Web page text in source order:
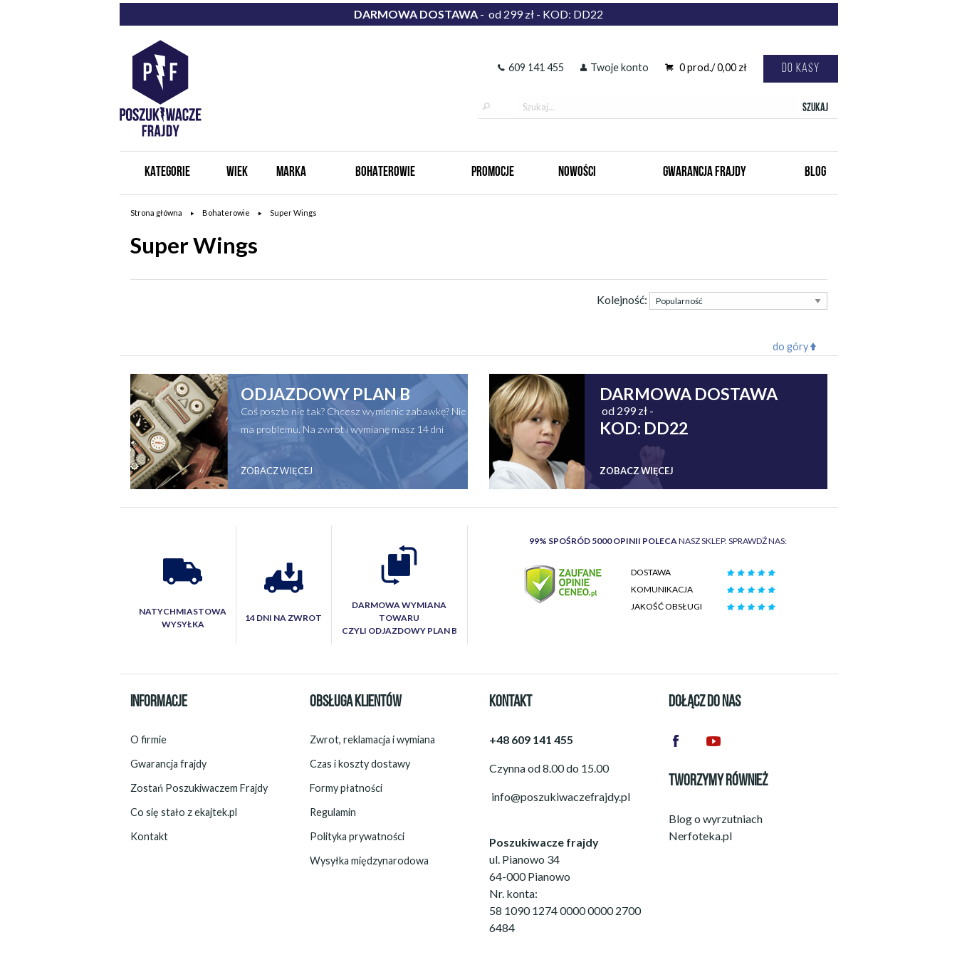
DARMOWA DOSTAWA - od 299 zł - KOD: DD22
609 141 455 Twoje konto 0 prod./0,00 zł Do kasy
Szukaj
KATEGORIE WIEK MARKA BOHATEROWIE PROMOCJE NOWOŚCI GWARANCJA FRAJDY BLOG
Strona główna Bohaterowie Super Wings
Super Wings
Kolejność:
do góry
ODJAZDOWY PLAN B
Coś poszło nie tak? Chcesz wymienic zabawkę? Nie
ma problemu. Na zwrot i wymianę masz 14 dni
ZOBACZ WIĘCEJ
DARMOWA DOSTAWA
od 299 zł -
KOD: DD22
ZOBACZ WIĘCEJ
NATYCHMIASTOWA
WYSYŁKA
14 DNI NA ZWROT
DARMOWA WYMIANA
TOWARU
CZYLI ODJAZDOWY PLAN B
99% SPOŚRÓD 5000 OPINII POLECANASZ SKLEP. SPRAWDŹ NAS:
DOSTAWA
KOMUNIKACJA
JAKOŚĆ OBSŁUGI
INFORMACJE
O firmie
Gwarancja frajdy
Zostań Poszukiwaczem Frajdy
Co się stało z ekajtek.pl
Kontakt
OBSŁUGA KLIENTÓW
Zwrot, reklamacja i wymiana
Czas i koszty dostawy
Formy płatności
Regulamin
Polityka prywatności
Wysyłka międzynarodowa
KONTAKT
+48 609 141 455
Czynna od 8.00 do 15.00
info@poszukiwaczefrajdy.pl
Poszukiwacze frajdy
ul. Pianowo 34
64-000 Pianowo
Nr. konta:
58 1090 1274 0000 0000 2700
6484
DOŁĄCZ DO NAS
TWORZYMY RÓWNIEŻ
Blog o wyrzutniach
Nerfoteka.pl